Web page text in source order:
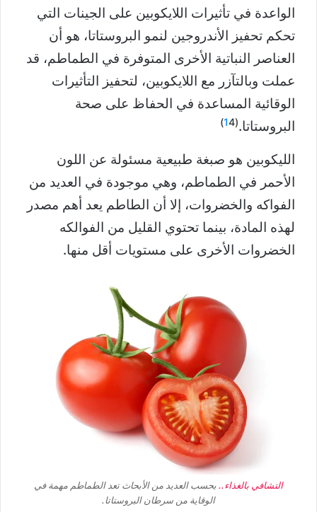
الواعدة في تأثيرات اللايكوبين على الجينات التي
تحكم تحفيز الأندروجين لنمو البروستاتا، هو أن
العناصر النباتية الأخرى المتوفرة في الطماطم، قد
عملت وبالتآزر مع اللايكوبين، لتحفيز التأثيرات
الوقائية المساعدة في الحفاظ على صحة
البروستاتا.(
14)
الليكوبين هو صبغة طبيعية مسئولة عن اللون
الأحمر في الطماطم، وهي موجودة في العديد من
الفواكه والخضروات، إلا أن الطاطم يعد أهم مصدر
لهذه المادة، بينما تحتوي القليل من الفوالكه
الخضروات الأخرى على مستويات أقل منها.
التشافي بالغذاء..بحسب العديد من الأبحاث تعد الطماطم مهمة في
الوقاية من سرطان البروستاتا.